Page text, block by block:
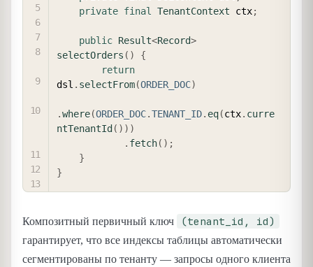
private final TenantContext ctx;
public Result<Record>
selectOrders ( )
{
return
dsl . selectFrom(ORDER_DOC)
.where(ORDER_DOC.TENANT_ID. eq(ctx. curre
ntTenantId ( ) ) )
. fetch( ) ;
}
}
Композитный первичный ключ (tenant_id, id)
гарантирует, что все индексы таблицы автоматически
сегментированы по тенанту — запросы одного клиента